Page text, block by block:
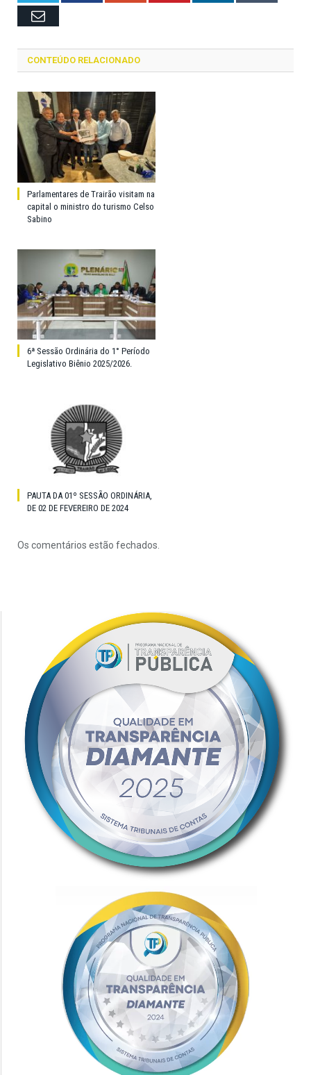
Email
CONTEÚDO RELACIONADO
Parlamentares de Trairão visitam na
capital o ministro do turismo Celso
Sabino
6ª Sessão Ordinária do 1° Período
Legislativo Biênio 2025/2026.
PAUTA DA 01º SESSÃO ORDINÁRIA,
DE 02 DE FEVEREIRO DE 2024
Os comentários estão fechados.